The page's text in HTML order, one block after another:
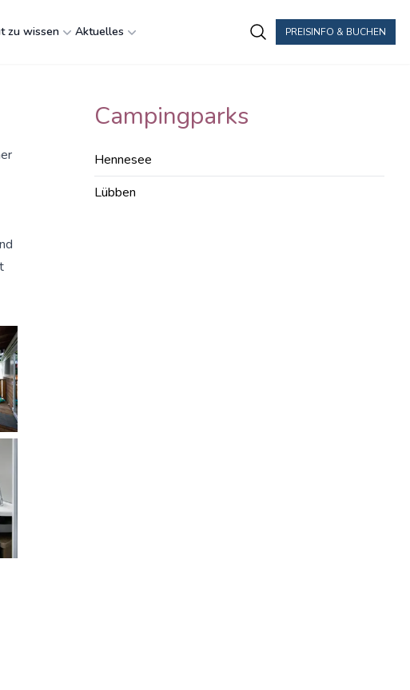
PREISINFO & BUCHEN
zu wissen Aktuelles
Campingparks
Hennesee
Lübben